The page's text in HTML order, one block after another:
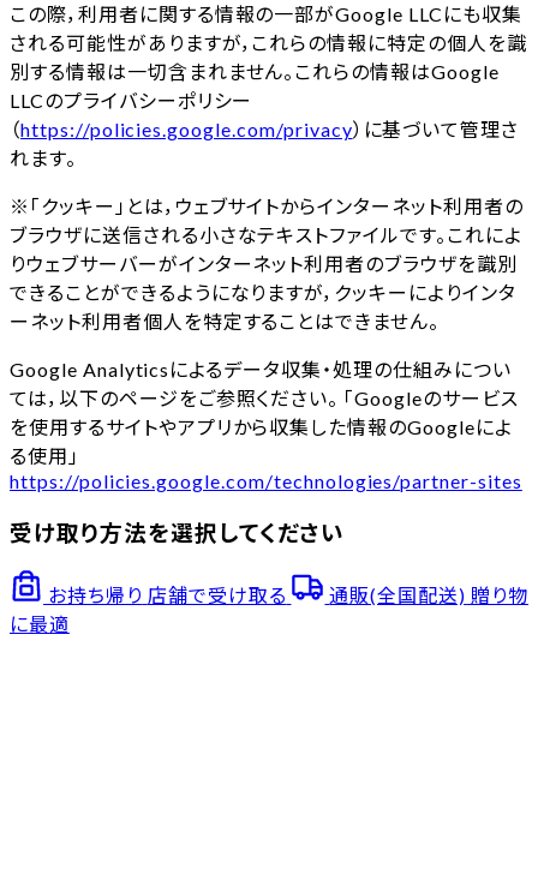
この際，利用者に関する情報の一部がGoogle LLCにも収集
される可能性がありますが，これらの情報に特定の個人を識
別する情報は一切含まれません。これらの情報はGoogle
LLCのプライバシーポリシー
（https://policies.google.com/privacy）に基づいて管理さ
れます。
※「クッキー」とは，ウェブサイトからインターネット利用者の
ブラウザに送信される小さなテキストファイルです。これによ
りウェブサーバーがインターネット利用者のブラウザを識別
できることができるようになりますが，クッキーによりインタ
ーネット利用者個人を特定することはできません。
Google Analyticsによるデータ収集・処理の仕組みについ
ては，以下のページをご参照ください。 「Googleのサービス
を使用するサイトやアプリから収集した情報のGoogleによ
る使用」
https://policies.google.com/technologies/partner-sites
受け取り方法を選択してください
お持ち帰り 店舗で受け取る 通販(全国配送) 贈り物
に最適